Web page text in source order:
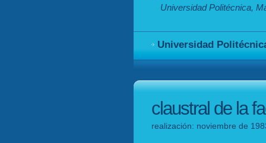
Universidad Politécnica,
Universidad
claustral de la
realización: noviembre de